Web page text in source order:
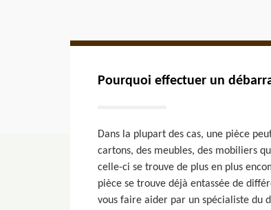
Pourquoi effectuer un
Dans la plupart des cas, une pièce
cartons, des meubles, des mobiliers
celle-ci se trouve de plus en plus
pièce se trouve déjà entassée de
vous faire aider par un spécialiste du